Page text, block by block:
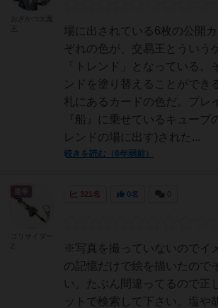
場に出されている6枚の公開
ぞれの色が、交易王とういう
「トレンド」となっている。
ンドを塗り替えることができ
札にあるカードの色だ。プレ
『船』に乗せているキューブ
レンドの場に出す)された...
続きを読む（8年弱前）
321名 0名
※写真を撮っていないのでイ
の記憶だけで絵を描いたので
い。たぶん間違ってるので正
ットで検索して下さい。塩や